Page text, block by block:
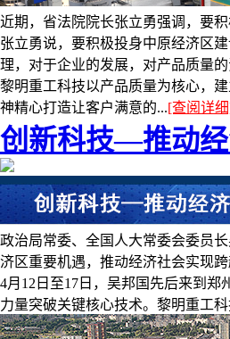
近期，省法院院长张立勇强调，要
张立勇说，要积极投身中原经济区
理，对于企业的发展，对产品质量的
黎明重工科技以产品质量为核心，
神精心打造让客户满意的...[查阅详
创新科技—推动
政治局常委、全国人大常委会委员
济区重要机遇，推动经济社会实现跨
4月12日至17日，吴邦国先后来到
力量突破关键核心技术。黎明重工